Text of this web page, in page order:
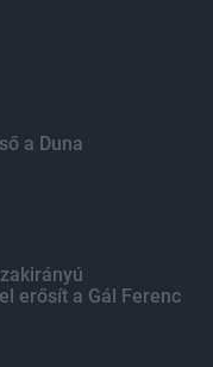
a Duna
erősít a Gál Ferenc